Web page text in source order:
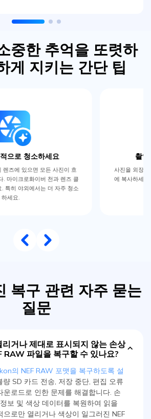
중한 추억을 또렷하
게 지키는 간단 팁
항상 백업하세요
클라우드 서비스 등 여러 장소
가 다 찰 때까지 기다리지 마세
요.
손이 조금만
다. 손으로 촬
복구 관련 자주 묻는
질문
거나 제대로 표시되지 않는 손상
RAW 파일을 복구할 수 있나요?
의 NEF RAW 포맷을 복구하도록 설
량 SD 카드 전송, 저장 중단, 편집 오류
운로드로 인한 문제를 해결합니다. 손
보 및 색상 데이터를 복원하여 읽을
으로만 열리거나 색상이 일그러진 NEF